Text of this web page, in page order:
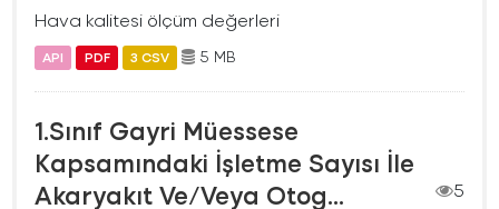
Hava kalitesi ölçüm değerleri
API PDF 3 CSV 5 MB
1.Sınıf Gayri Müessese
Kapsamındaki İşletme Sayısı İle
Akaryakıt Ve/Veya Otog...
5